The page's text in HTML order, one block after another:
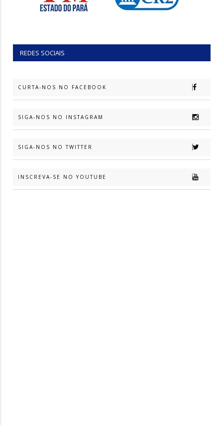
REDES SOCIAIS
CURTA-NOS NO FACEBOOK
SIGA-NOS NO INSTAGRAM
SIGA-NOS NO TWITTER
INSCREVA-SE NO YOUTUBE